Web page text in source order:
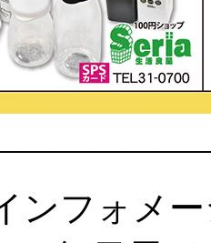
ンフォメ